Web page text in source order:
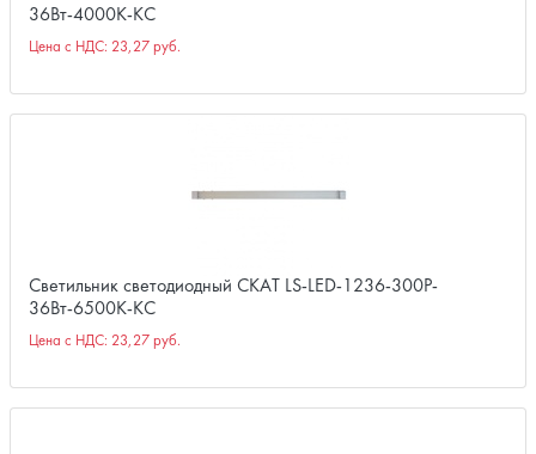
36Вт-4000К-КС
Цена с НДС: 23,27 руб.
Светильник светодиодный СКАТ LS-LED-1236-300P-
36Вт-6500К-КС
Цена с НДС: 23,27 руб.